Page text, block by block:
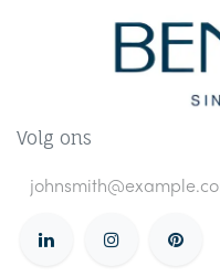
Volg ons